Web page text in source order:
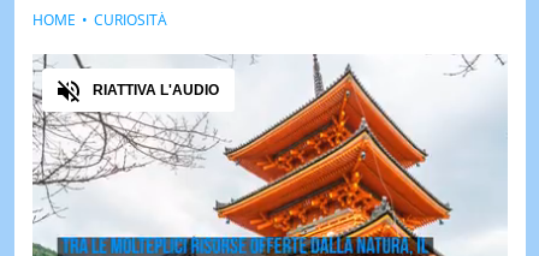
LOL GULP
LOVENEWS
& TV
Audio
RIATTIVA L'AUDIO
HOME CURIOSITÀ